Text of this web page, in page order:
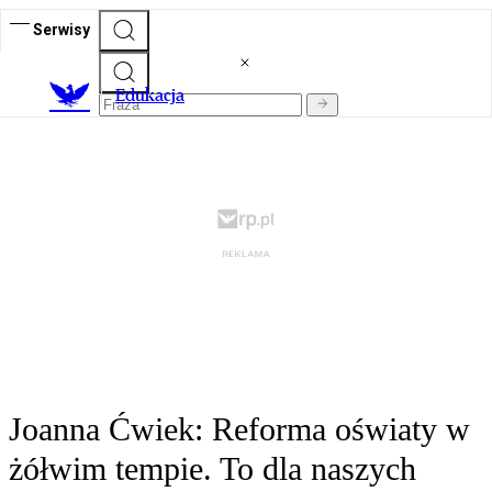
Serwisy
Edukacja
Joanna Ćwiek: Reforma oświaty w
żółwim tempie. To dla naszych